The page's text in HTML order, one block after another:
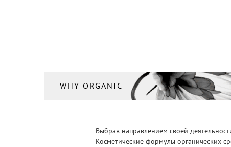
WHY ORGANIC
Выбрав направлением своей
Косметические формулы органических